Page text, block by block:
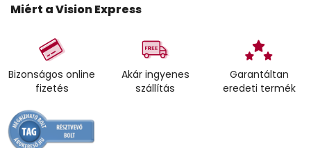
Miért a Vision Express
Bizonságos online
fizetés
Akár ingyenes
szállítás
Garantáltan
eredeti termék